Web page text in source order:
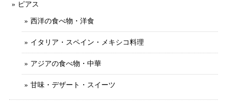
ピアス
西洋の食べ物・洋食
イタリア・スペイン・メキシコ料理
アジアの食べ物・中華
甘味・デザート・スイーツ